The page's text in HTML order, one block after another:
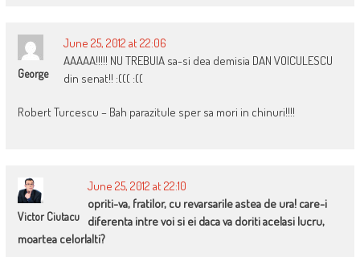
George
June 25, 2012 at 22:06
AAAAA!!!!! NU TREBUIA sa-si dea demisia DAN VOICULESCU
din senat!! :((( :((
Robert Turcescu – Bah parazitule sper sa mori in chinuri!!!!
Victor Ciutacu
June 25, 2012 at 22:10
opriti-va, fratilor, cu revarsarile astea de ura! care-i
diferenta intre voi si ei daca va doriti acelasi lucru,
moartea celorlalti?